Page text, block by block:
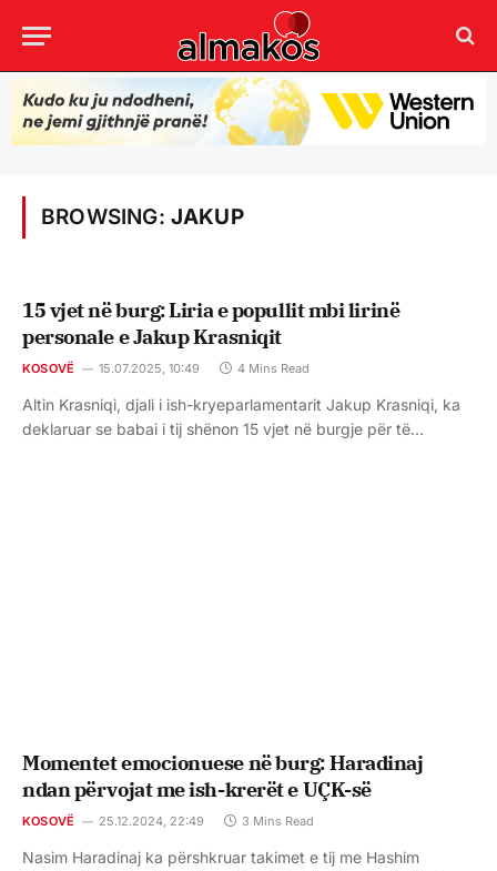
BROWSING: JAKUP
15 vjet në burg: Liria e popullit mbi lirinë
personale e Jakup Krasniqit
KOSOVË 15.07.2025, 10:49 4 Mins Read
Altin Krasniqi, djali i ish-kryeparlamentarit Jakup Krasniqi, ka
deklaruar se babai i tij shënon 15 vjet në burgje për të…
Momentet emocionuese në burg: Haradinaj
ndan përvojat me ish-krerët e UÇK-së
KOSOVË 25.12.2024, 22:49 3 Mins Read
Nasim Haradinaj ka përshkruar takimet e tij me Hashim